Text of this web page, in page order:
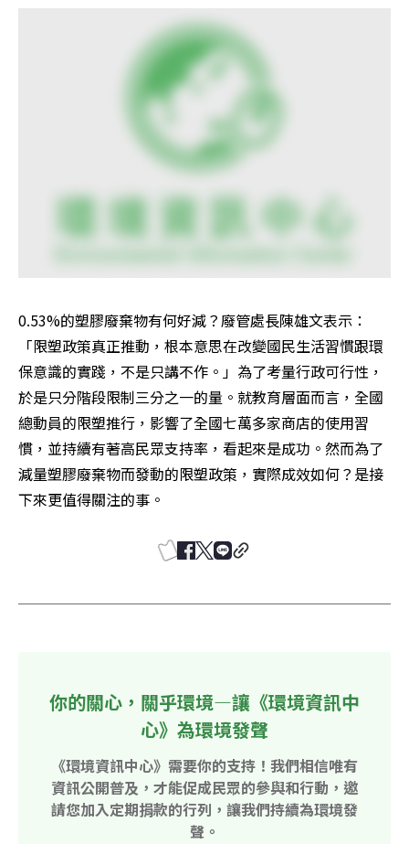
0.53%的塑膠廢棄物有何好減？廢管處長陳雄文表示：
「限塑政策真正推動，根本意思在改變國民生活習慣跟環
保意識的實踐，不是只講不作。」為了考量行政可行性，
於是只分階段限制三分之一的量。就教育層面而言，全國
總動員的限塑推行，影響了全國七萬多家商店的使用習
慣，並持續有著高民眾支持率，看起來是成功。然而為了
減量塑膠廢棄物而發動的限塑政策，實際成效如何？是接
下來更值得關注的事。
你的關心，關乎環境—讓《環境資訊中
心》為環境發聲
《環境資訊中心》需要你的支持！我們相信唯有
資訊公開普及，才能促成民眾的參與和行動，邀
請您加入定期捐款的行列，讓我們持續為環境發
聲。